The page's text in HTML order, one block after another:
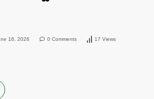
16, 2026 0 Comments 17 Views